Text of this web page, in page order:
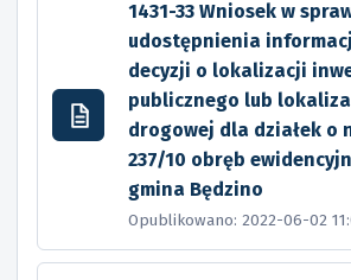
1431-33 Wniosek w
udostępnienia
decyzji o lokalizacji
publicznego lub
drogowej dla działek o
237/10 obręb
gmina Będzino
Opublikowano: 2022-06-02